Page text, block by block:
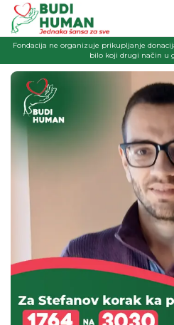
Fondacija ne organizuje prikupljanje
bilo koji drugi način u